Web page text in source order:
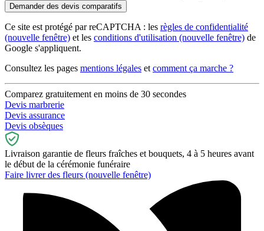
Ce site est protégé par reCAPTCHA : les règles de confidentialité
(nouvelle fenêtre) et les conditions d'utilisation (nouvelle fenêtre) de
Google s'appliquent.
Consultez les pages mentions légales et comment ça marche ?
Comparez gratuitement en moins de 30 secondes
Devis marbrerie
Devis assurance
Devis obsèques
Livraison garantie de fleurs fraîches et bouquets, 4 à 5 heures avant
le début de la cérémonie funéraire
Faire livrer des fleurs (nouvelle fenêtre)